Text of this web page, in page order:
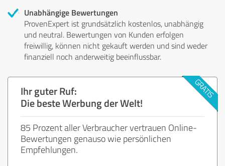
Unabhängige Bewertungen
ProvenExpert ist grundsätzlich kostenlos, unabhängig
und neutral. Bewertungen von Kunden erfolgen
freiwillig, können nicht gekauft werden und sind weder
finanziell noch anderweitig beeinflussbar.
Ihr guter Ruf:
Die beste Werbung der Welt!
85 Prozent aller Verbraucher vertrauen Online-
Bewertungen genauso wie persönlichen
Empfehlungen.